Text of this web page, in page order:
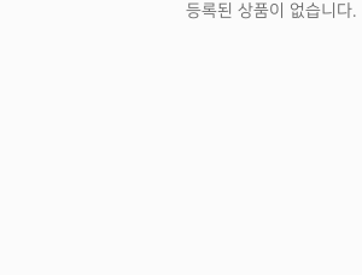
등록된 상품이 없습니다.